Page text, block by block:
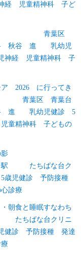
経 児童精神科 子ど
青葉区
科 秋谷 進 乳幼児
神経 児童精神科 子
ア 2026 に行ってき
青葉台
進 乳幼児健診 5
童精神科 子どもの
ばな台ク
児健診 予防接種
診療
朝食と睡眠すなわち
ばな台クリニ
診 予防接種 発達